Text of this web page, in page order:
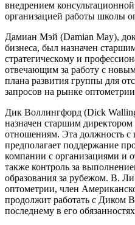
внедрением
организацией работы школы
Дамиан Мэй (Damian May),
бизнеса, был назначен
стратегическому и
отвечающим за работу с
плана развития группы для
запросов на рынке
Дик Воллингфорд (Dick
назначен старшим
отношениям. Эта должность с
предполагает поддержание
компании с организациями и
также контроль за
образования за рубежом. В.
оптометрии, член
продолжит работать с Диком
последнему в его